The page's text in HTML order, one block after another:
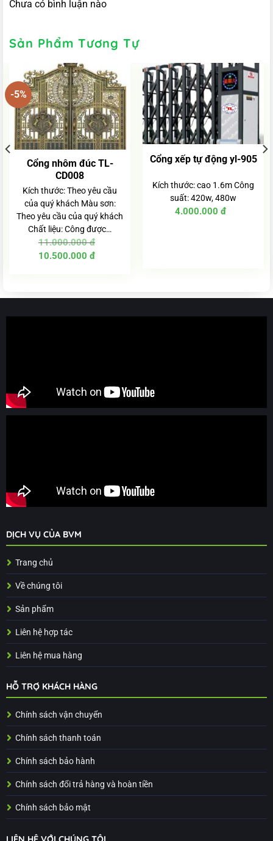
Chưa có bình luận nào
Sản Phẩm Tương Tự
-5%
Cổng nhôm đúc TL-
CD008
Kích thước: Theo yêu cầu
của quý khách Màu sơn:
Theo yêu cầu của quý khách
Chất liệu: Công được…
11.000.000đ
Giá
gốc
10.500.000 đ
Cổng xếp tự động yl-905
Kích thước: cao 1.6m Công
suất: 420w, 480w
4.000.000 đ
DỊCH VỤ CỦA BVM
Trang chủ
Về chúng tôi
Sản phẩm
Liên hệ hợp tác
Liên hệ mua hàng
HỖ TRỢ KHÁCH HÀNG
Chính sách vận chuyển
Chính sách thanh toán
Chính sách bảo hành
Chính sách đổi trả hàng và hoàn tiền
Chính sách bảo mật